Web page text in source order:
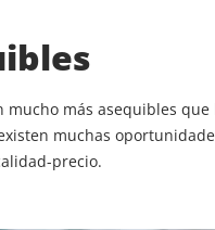
mucho más asequibles
muchas
precio.